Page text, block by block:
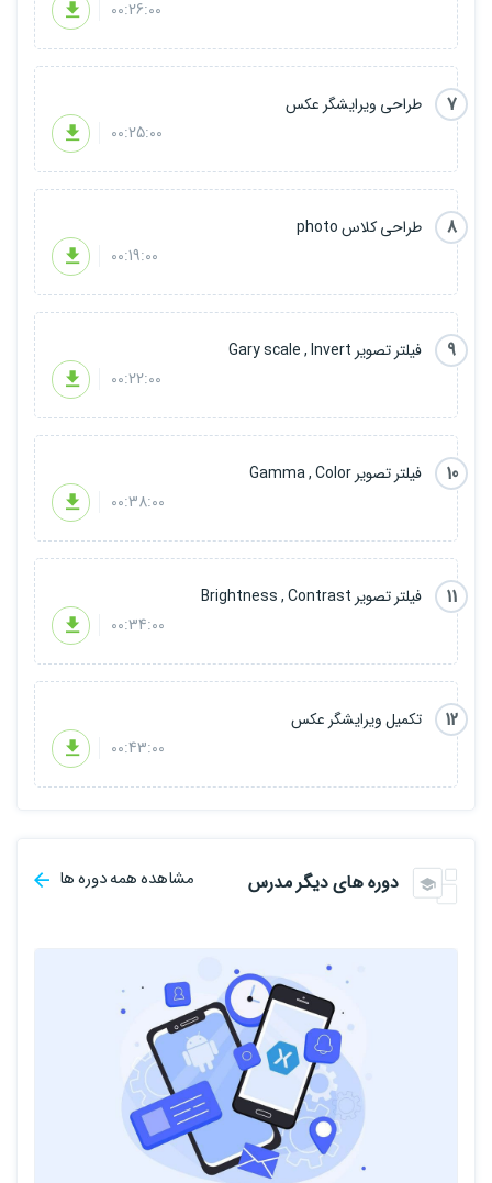
00:26:00
7
طراحی ویرایشگر عکس
00:25:00
8
طراحی کلاس photo
00:19:00
9
فیلتر تصویر Gary scale , Invert
00:22:00
10
فیلتر تصویر Gamma , Color
00:38:00
11
فیلتر تصویر Brightness , Contrast
00:34:00
12
تکمیل ویرایشگر عکس
00:43:00
دوره های دیگر مدرس مشاهده همه دوره ها